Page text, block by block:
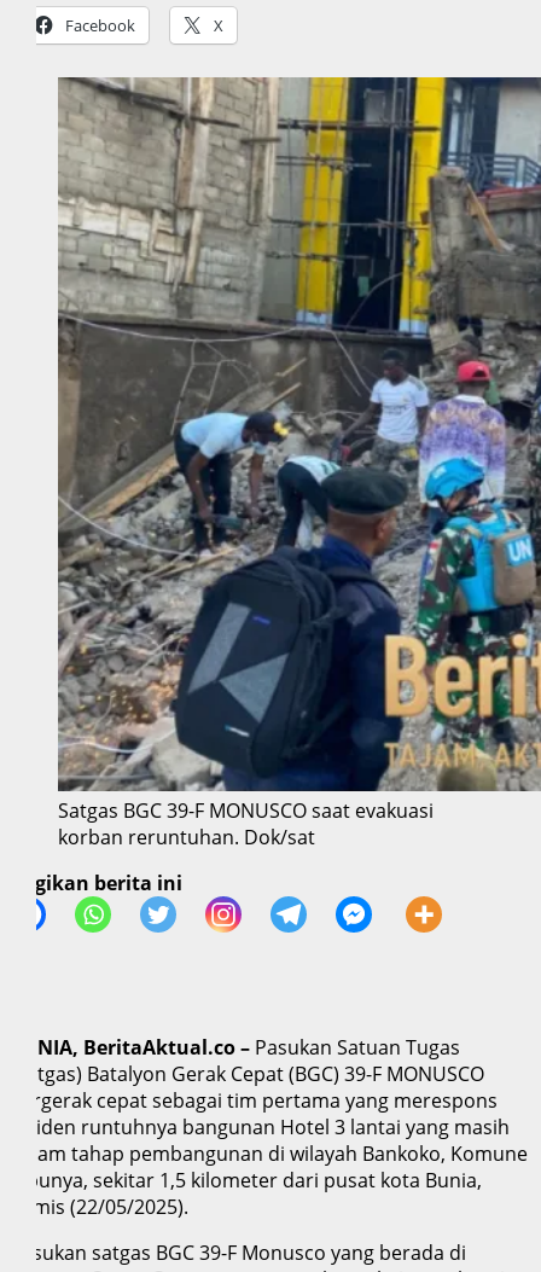
Facebook X
Satgas BGC 39-F MONUSCO saat evakuasi
korban reruntuhan. Dok/sat
Bagikan berita ini
BUNIA, BeritaAktual.co – Pasukan Satuan Tugas
(Satgas) Batalyon Gerak Cepat (BGC) 39-F MONUSCO
bergerak cepat sebagai tim pertama yang merespons
insiden runtuhnya bangunan Hotel 3 lantai yang masih
dalam tahap pembangunan di wilayah Bankoko, Komune
Mbunya, sekitar 1,5 kilometer dari pusat kota Bunia,
Kamis (22/05/2025).
Pasukan satgas BGC 39-F Monusco yang berada di